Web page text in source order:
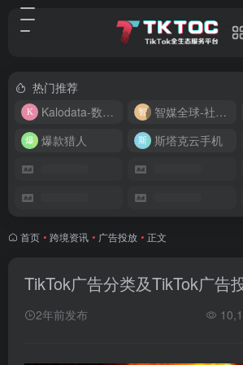
热门推荐
Kalodata-数据分析平台
智媒全球-社媒管理平台
爆款猎人
斯塔克云手机
首页 • 跨境资讯 • 广告投放 • 正文
TikTok广告分类及TikTok广告
2年前发布